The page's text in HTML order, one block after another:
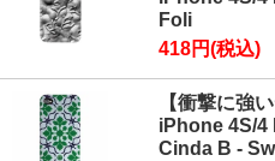
Foli
418円(税込)
【衝撃に強
iPhone 4S/
Cinda B -